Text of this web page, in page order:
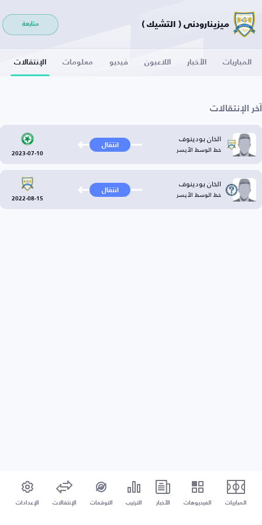
ميزينارودني ( التشيك ) متابعة
المباريات الأخبار اللاعبون فيديو معلومات الإنتقالات
آخر الإنتقالات
الخان بودينوف
خط الوسط الأيسر انتقال
2023-07-10
الخان بودينوف
خط الوسط الأيسر انتقال
2022-08-15
المباريات الفيديوهات الأخبار الترتيب التوقعات الإنتقالات الإعدادات